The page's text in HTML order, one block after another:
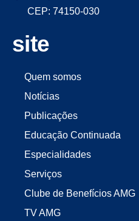
CEP: 74150-030
site
Quem somos
Notícias
Publicações
Educação Continuada
Especialidades
Serviços
Clube de Benefícios AMG
TV AMG